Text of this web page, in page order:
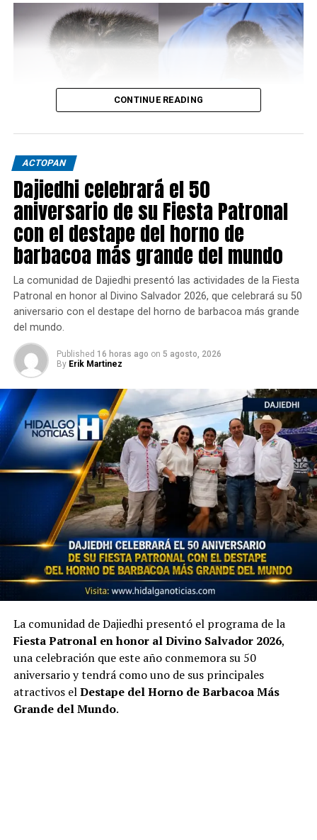
CONTINUE READING
ACTOPAN
Dajiedhi celebrará el 50
aniversario de su Fiesta Patronal
con el destape del horno de
barbacoa más grande del mundo
La comunidad de Dajiedhi presentó las actividades de la Fiesta
Patronal en honor al Divino Salvador 2026, que celebrará su 50
aniversario con el destape del horno de barbacoa más grande
del mundo.
Published 16 horas ago on 5 agosto, 2026
By Erik Martinez
La comunidad de Dajiedhi presentó el programa de la
Fiesta Patronal en honor al Divino Salvador 2026,
una celebración que este año conmemora su 50
aniversario y tendrá como uno de sus principales
atractivos elDestape del Horno de Barbacoa Más
Grande del Mundo.